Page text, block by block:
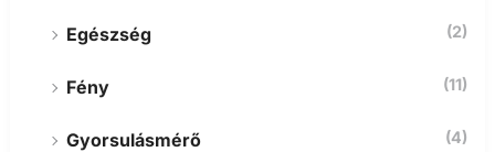
Egészség (2)
Fény (11)
Gyorsulásmérő (4)